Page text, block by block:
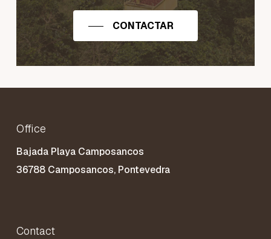
CONTACTAR
Office
Bajada Playa Camposancos
36788 Camposancos, Pontevedra
Contact